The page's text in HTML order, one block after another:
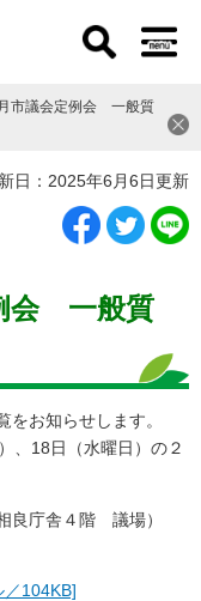
市議会定例会 一般質
日：2025年6月6日更新
会 一般質
お知らせします。
、18日（水曜日）の２
良庁舎４階 議場）
104KB]